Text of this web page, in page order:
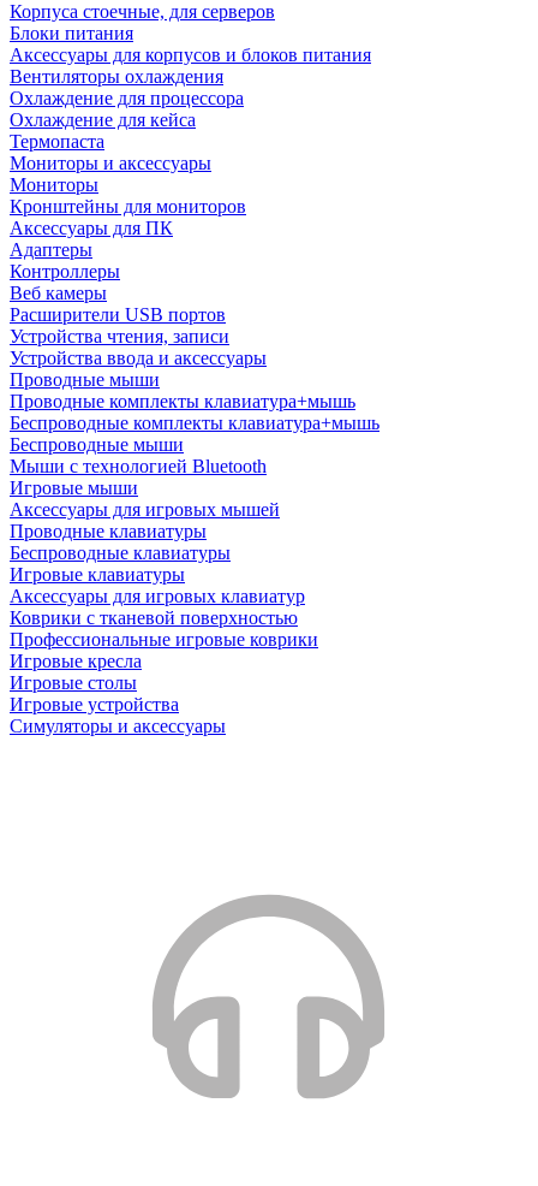
Корпуса стоечные, для серверов
Блоки питания
Аксессуары для корпусов и блоков питания
Вентиляторы охлаждения
Охлаждение для процессора
Охлаждение для кейса
Термопаста
Мониторы и аксессуары
Мониторы
Кронштейны для мониторов
Аксессуары для ПК
Адаптеры
Контроллеры
Веб камеры
Расширители USB портов
Устройства чтения, записи
Устройства ввода и аксессуары
Проводные мыши
Проводные комплекты клавиатура+мышь
Беспроводные комплекты клавиатура+мышь
Беспроводные мыши
Мыши с технологией Bluetooth
Игровые мыши
Аксессуары для игровых мышей
Проводные клавиатуры
Беспроводные клавиатуры
Игровые клавиатуры
Аксессуары для игровых клавиатур
Коврики с тканевой поверхностью
Профессиональные игровые коврики
Игровые кресла
Игровые столы
Игровые устройства
Симуляторы и аксессуары